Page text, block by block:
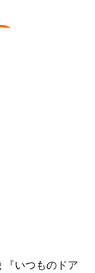
『いつものドア